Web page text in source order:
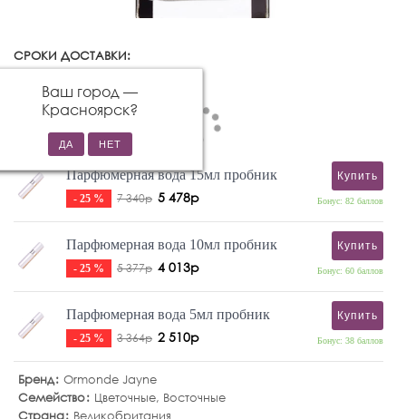
СРОКИ ДОСТАВКИ:
Ваш город —
Красноярск?
Парфюмерная вода 15мл пробник
- 25 % 7 340р 5 478р
Купить
Бонус: 82 баллов
Парфюмерная вода 10мл пробник
- 25 % 5 377р 4 013р
Купить
Бонус: 60 баллов
Парфюмерная вода 5мл пробник
- 25 % 3 364р 2 510р
Купить
Бонус: 38 баллов
Бренд Ormonde Jayne
Семейство
Цветочные, Восточные
Страна
Великобритания